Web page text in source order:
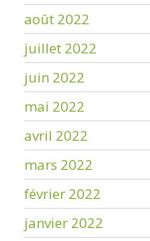
août 2022
juillet 2022
juin 2022
mai 2022
avril 2022
mars 2022
février 2022
janvier 2022